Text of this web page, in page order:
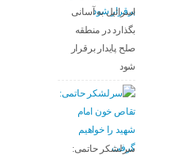
اسرائیل به آسانی
بگذارد در منطقه
صلح پایدار برقرار
شود
سرلشکر حاتمی: